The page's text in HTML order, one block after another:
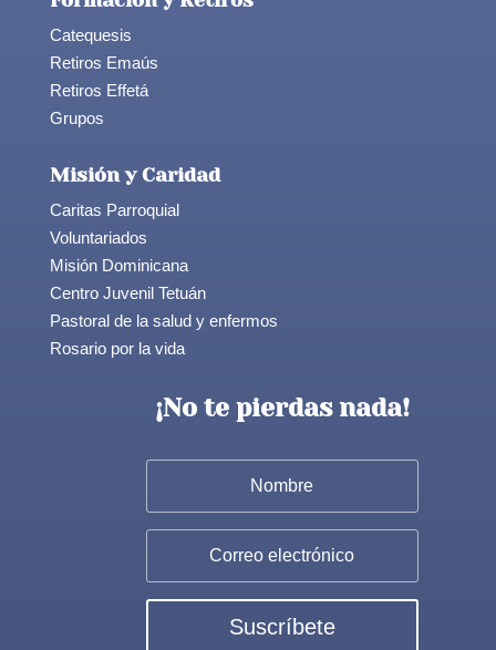
Catequesis
Retiros Emaús
Retiros Effetá
Grupos
Misión y Caridad
Caritas Parroquial
Voluntariados
Misión Dominicana
Centro Juvenil Tetuán
Pastoral de la salud y enfermos
Rosario por la vida
¡No te pierdas nada!
Suscríbete